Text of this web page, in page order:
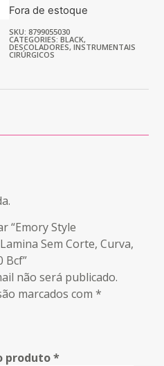
Fora de estoque
SKU: 8799055030
CATEGORIES: BLACK,
DESCOLADORES, INSTRUMENTAIS
CIRÚRGICOS
“Emory Style
Sem Corte, Curva,
Bcf”
não será publicado.
marcados com*
produto*